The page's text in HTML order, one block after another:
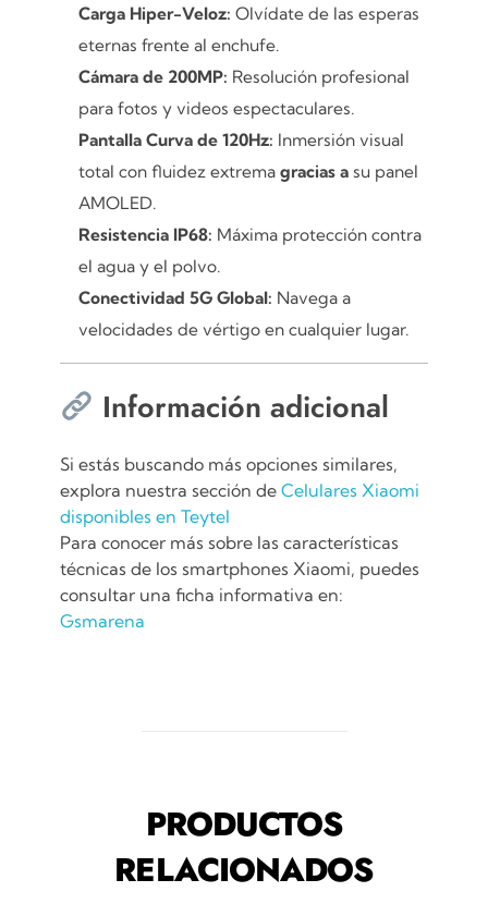
Carga Hiper-Veloz: Olvídate de las esperas
eternas frente al enchufe.
Cámara de 200MP: Resolución profesional
para fotos y videos espectaculares.
Pantalla Curva de 120Hz: Inmersión visual
total con fluidez extremagracias a su panel
AMOLED.
Resistencia IP68: Máxima protección contra
el agua y el polvo.
Conectividad 5G Global: Navega a
velocidades de vértigo en cualquier lugar.
Información adicional
Si estás buscando más opciones similares,
explora nuestra sección de Celulares Xiaomi
disponibles en Teytel
Para conocer más sobre las características
técnicas de los smartphones Xiaomi, puedes
consultar una ficha informativa en:
Gsmarena
PRODUCTOS
RELACIONADOS